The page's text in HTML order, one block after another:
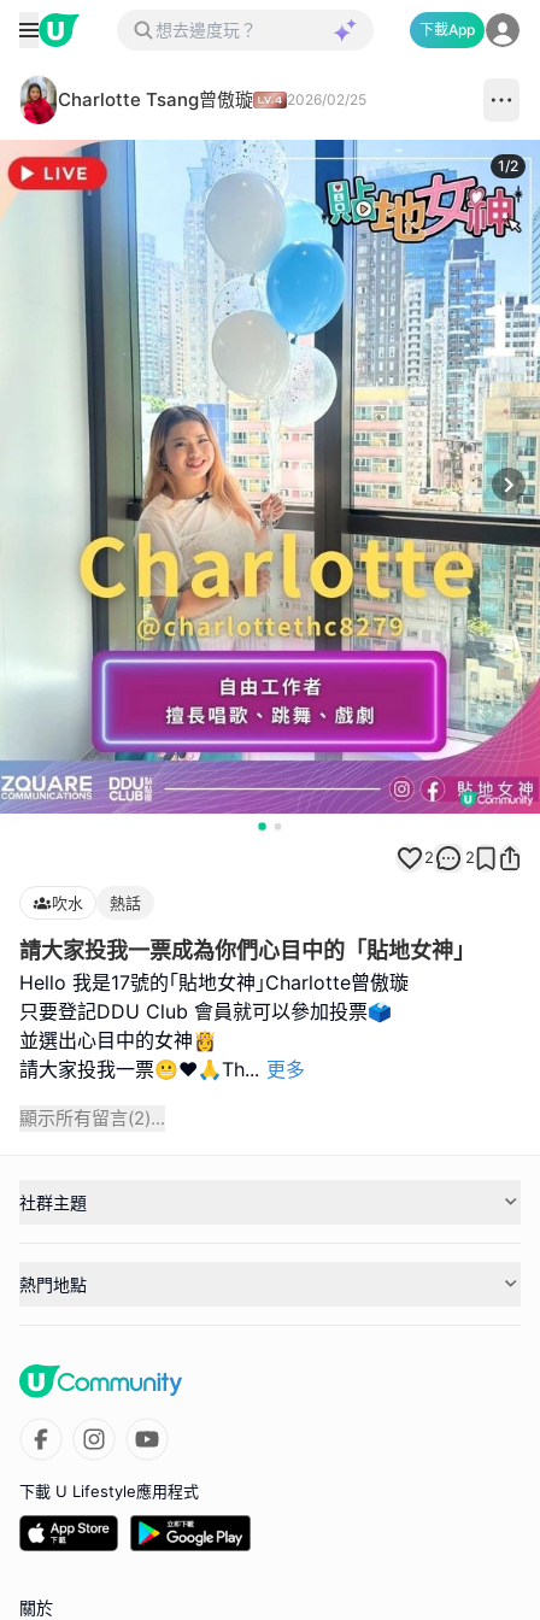
下載App
Charlotte Tsang曾傲璇 2026/02/25
1/2
2 2
吹水 熱話
請大家投我一票成為你們心目中的「貼地女神」
Hello 我是17號的｢貼地女神｣Charlotte曾傲璇
只要登記DDU Club 會員就可以參加投票🗳️
並選出心目中的女神👸
請大家投我一票😬❤️🙏Th... 更多
顯示所有留言(2)...
社群主題
熱門地點
下載 U Lifestyle應用程式
關於